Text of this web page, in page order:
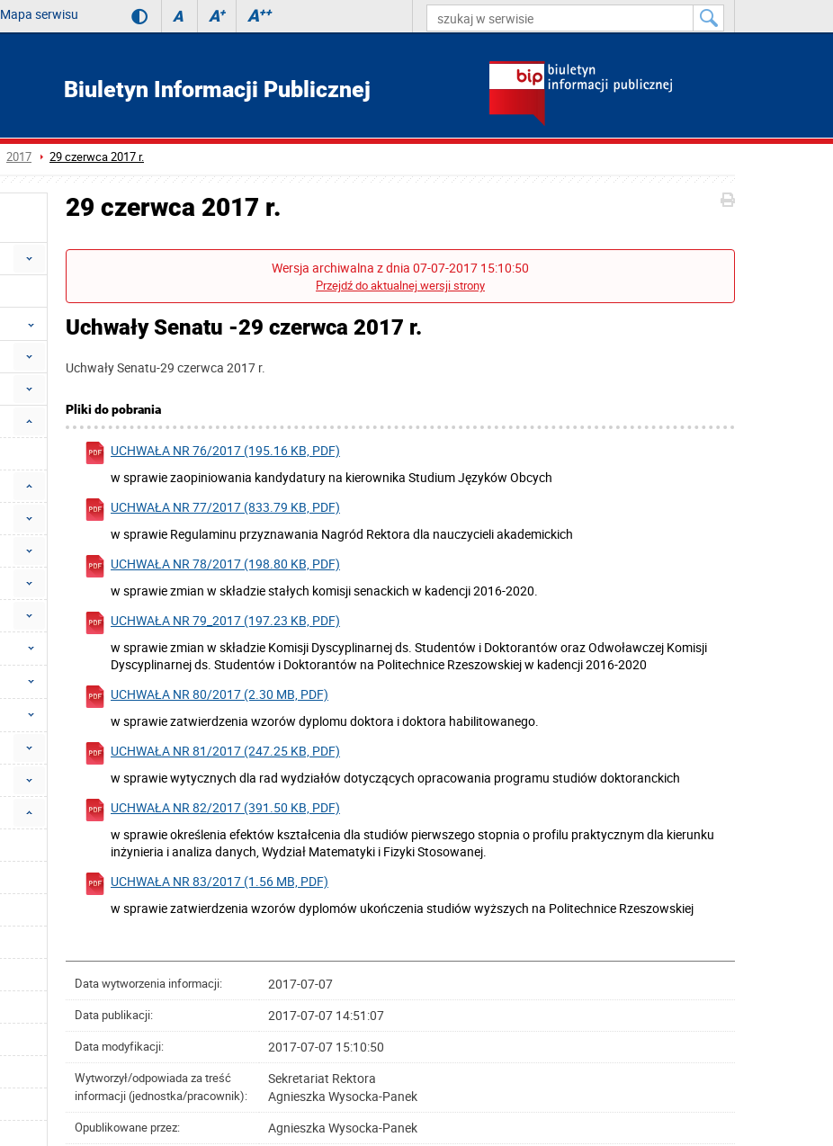
Mapa serwisu A A+ A++
Biuletyn Informacji Publicznej
2017 29 czerwca 2017 r.
29 czerwca 2017 r.
Wersja archiwalna z dnia 07-07-2017 15:10:50
Przejdź do aktualnej wersji strony
Uchwały Senatu -29 czerwca 2017 r.
Uchwały Senatu-29 czerwca 2017 r.
Pliki do pobrania
UCHWAŁA NR 76/2017 (195.16 KB, PDF)
w sprawie zaopiniowania kandydatury na kierownika Studium Języków Obcych
UCHWAŁA NR 77/2017 (833.79 KB, PDF)
w sprawie Regulaminu przyznawania Nagród Rektora dla nauczycieli akademickich
UCHWAŁA NR 78/2017 (198.80 KB, PDF)
w sprawie zmian w składzie stałych komisji senackich w kadencji 2016-2020.
UCHWAŁA NR 79_2017 (197.23 KB, PDF)
w sprawie zmian w składzie Komisji Dyscyplinarnej ds. Studentów i Doktorantów oraz Odwoławczej Komisji
Dyscyplinarnej ds. Studentów i Doktorantów na Politechnice Rzeszowskiej w kadencji 2016-2020
UCHWAŁA NR 80/2017 (2.30 MB, PDF)
w sprawie zatwierdzenia wzorów dyplomu doktora i doktora habilitowanego.
UCHWAŁA NR 81/2017 (247.25 KB, PDF)
w sprawie wytycznych dla rad wydziałów dotyczących opracowania programu studiów doktoranckich
UCHWAŁA NR 82/2017 (391.50 KB, PDF)
w sprawie określenia efektów kształcenia dla studiów pierwszego stopnia o profilu praktycznym dla kierunku
inżynieria i analiza danych, Wydział Matematyki i Fizyki Stosowanej.
UCHWAŁA NR 83/2017 (1.56 MB, PDF)
w sprawie zatwierdzenia wzorów dyplomów ukończenia studiów wyższych na Politechnice Rzeszowskiej
Data wytworzenia informacji: 2017-07-07
Data publikacji: 2017-07-07 14:51:07
Data modyfikacji: 2017-07-07 15:10:50
Wytworzył/odpowiada za treść
informacji (jednostka/pracownik):
Sekretariat Rektora
Agnieszka Wysocka-Panek
Opublikowane przez: Agnieszka Wysocka-Panek